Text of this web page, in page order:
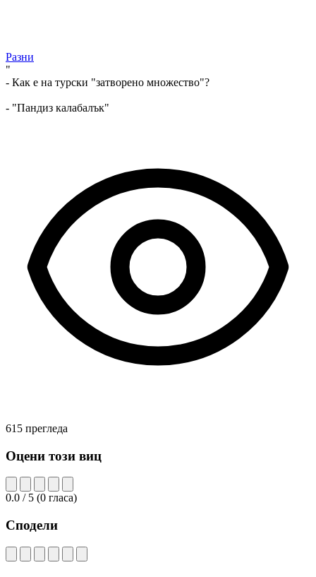
Разни
"
- Как е на турски "затворено множество"?
- "Пандиз калабалък"
615 прегледа
Оцени този виц
0.0 / 5 (0 гласа)
Сподели